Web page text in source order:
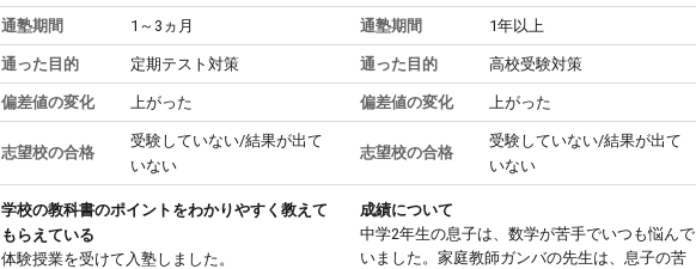
通塾期間 1～3ヵ月
通った目的 定期テスト対策
偏差値の変化 上がった
志望校の合格
受験していない/結果が出て
いない
学校の教科書のポイントをわかりやすく教えて
もらえている
体験授業を受けて入塾しました。
通塾期間 1年以上
通った目的 高校受験対策
偏差値の変化 上がった
志望校の合格
受験していない/結果が出て
いない
成績について
中学2年生の息子は、数学が苦手でいつも悩んで
いました。家庭教師ガンバの先生は、息子の苦